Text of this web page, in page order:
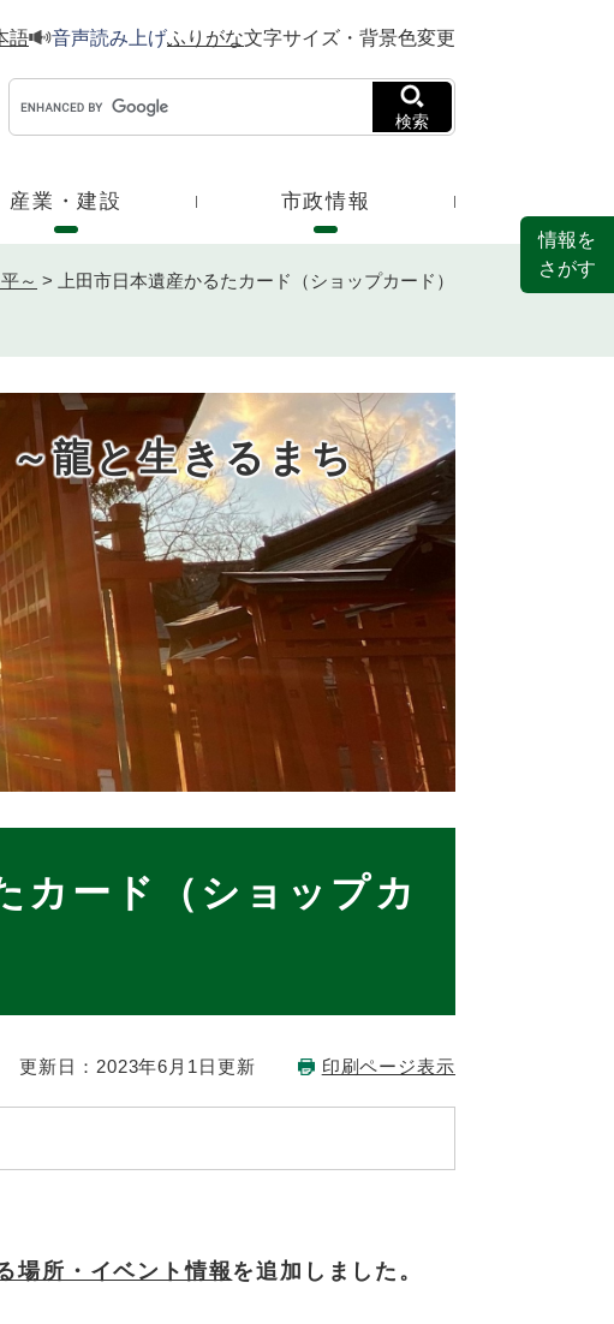
語 音声読み上げふりがな文字サイズ・背景色変更
検索
産業・建設 市政情報
～ > 上田市日本遺産かるたカード（ショップカード）
～龍と生きるまち
カード（ショップカ
更新日：2023年6月1日更新 印刷ページ表示
場所・イベント情報を追加しました。
情報を
さがす